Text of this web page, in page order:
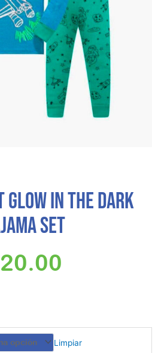
Glow in the Dark
set
20.00
Limpiar